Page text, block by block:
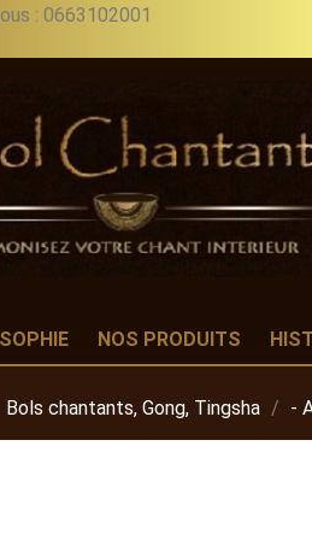
: 0663102001
NOS PRODUITS
Bols chantants, Gong, Tingsha -